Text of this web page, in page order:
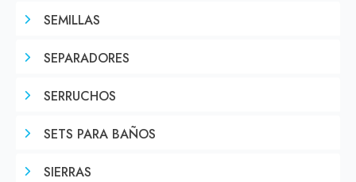
SEMILLAS
SEPARADORES
SERRUCHOS
SETS PARA BAÑOS
SIERRAS